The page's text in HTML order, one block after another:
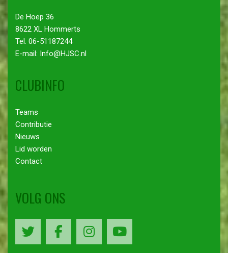
De Hoep 36
8622 XL Hommerts
Tel. 06-51187244
E-mail: Info@HJSC.nl
CLUBINFO
Teams
Contributie
Nieuws
Lid worden
Contact
VOLG ONS